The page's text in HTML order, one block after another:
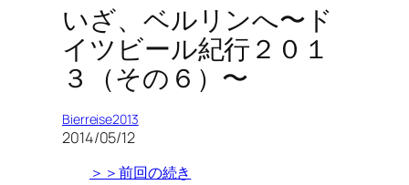
いざ、ベルリンへ〜ド
イツビール紀行２０１
３（その６）〜
Bierreise2013
2014/05/12
＞＞前回の続き